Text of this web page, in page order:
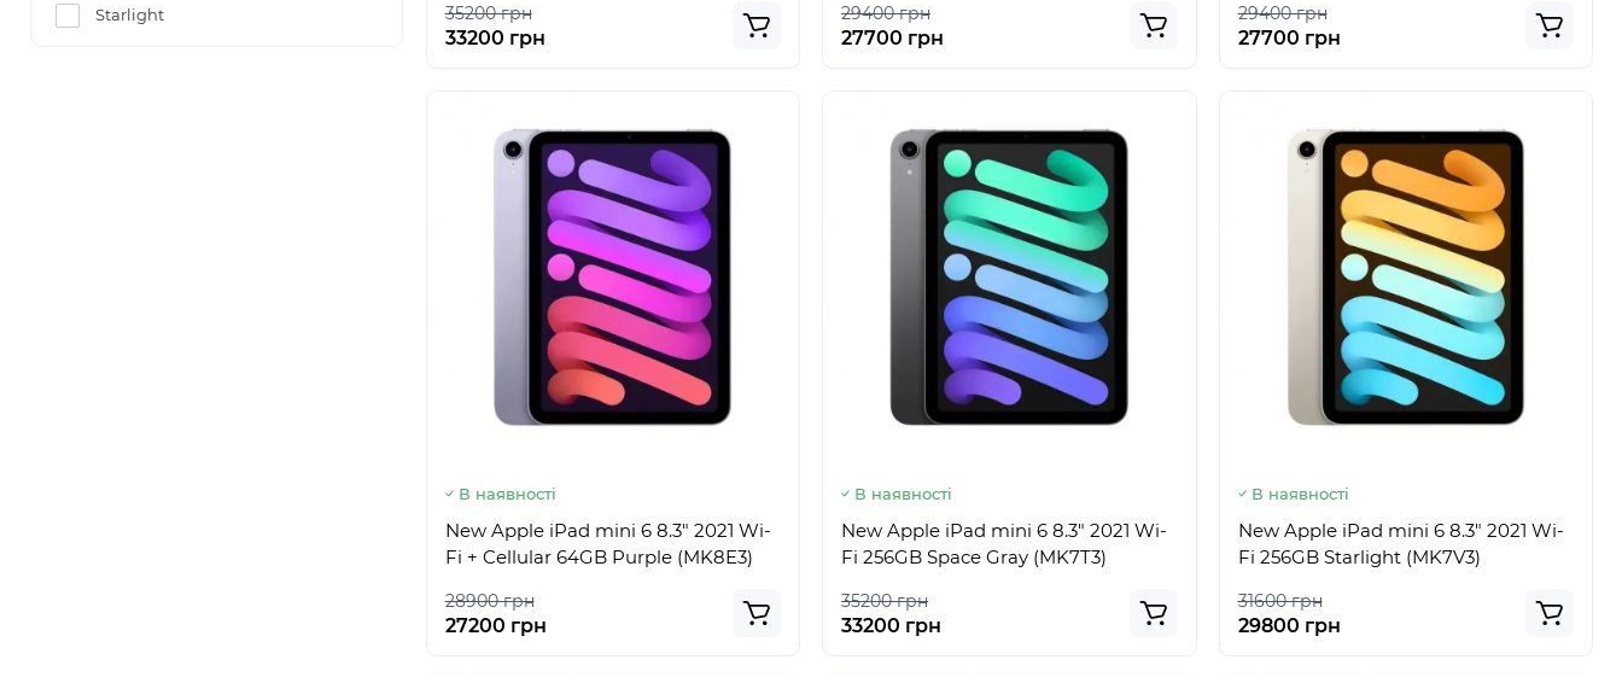
Starlight
35200 грн
33200 грн
29400 грн
27700 грн
29400 грн
27700 грн
В наявності
New Apple iPad mini 6 8.3" 2021 Wi-
Fi + Cellular 64GB Purple (MK8E3)
28900 грн
27200 грн
В наявності
New Apple iPad mini 6 8.3" 2021 Wi-
Fi 256GB Space Gray (MK7T3)
35200 грн
33200 грн
В наявності
New Apple iPad mini 6 8.3" 2021 Wi-
Fi 256GB Starlight (MK7V3)
31600 грн
29800 грн